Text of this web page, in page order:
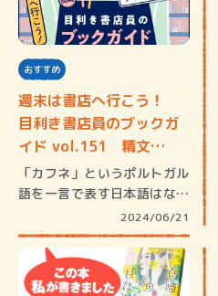
おすすめ
週末は書店へ行こう！
目利き書店員のブックガ
イド vol.151 精文…
「カフネ」というポルトガル
語を一言で表す日本語はない
2024/06/21